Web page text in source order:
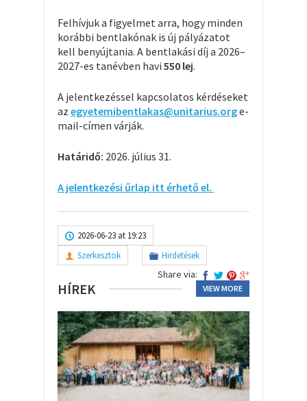
Felhívjuk a figyelmet arra, hogy minden
korábbi bentlakónak is új pályázatot
kell benyújtania. A bentlakási díj a 2026–
2027-es tanévben havi 550 lej.
A jelentkezéssel kapcsolatos kérdéseket
az egyetemibentlakas@unitarius.orge-
mail-címen várják.
Határidő: 2026. július 31.
A jelentkezési űrlap itt érhető el.
2026-06-23 at 19:23
Szerkesztok
Hirdetések
Share via:
HÍREK VIEW MORE